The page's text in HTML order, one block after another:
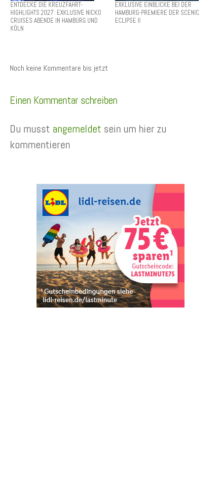
ENTDECKE DIE KREUZFAHRT-
HIGHLIGHTS 2027: EXKLUSIVE NICKO
CRUISES ABENDE IN HAMBURG UND
KÖLN
EXKLUSIVE EINBLICKE BEI DER
HAMBURG-PREMIERE DER SCENIC
ECLIPSE II
Noch keine Kommentare bis jetzt
Einen Kommentar schreiben
Du musst angemeldet sein um hier zu
kommentieren